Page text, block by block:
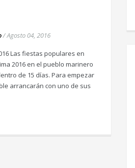
/Agosto 04, 2016
Las fiestas populares en
2016 en el pueblo marinero
de 15 días. Para empezar
arrancarán con uno de sus